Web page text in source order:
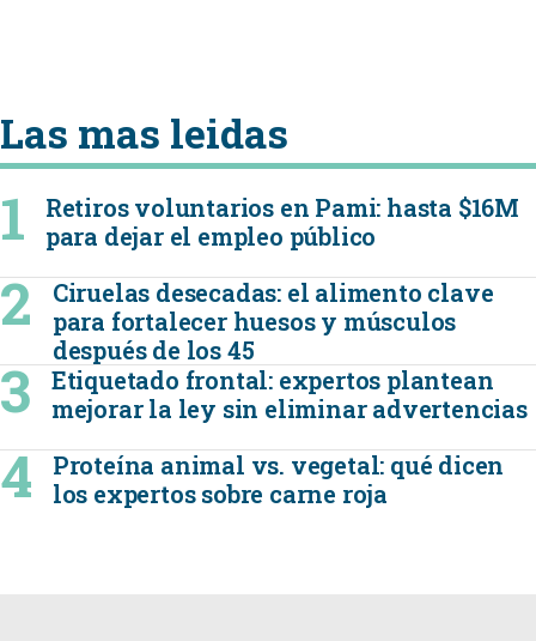
Las mas leidas
Retiros voluntarios en Pami: hasta $16M
para dejar el empleo público
Ciruelas desecadas: el alimento clave
para fortalecer huesos y músculos
después de los 45
Etiquetado frontal: expertos plantean
mejorar la ley sin eliminar advertencias
Proteína animal vs. vegetal: qué dicen
los expertos sobre carne roja